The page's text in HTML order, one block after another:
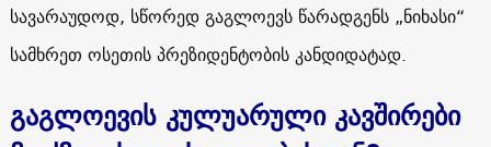
სავარაუდოდ, სწორედ გაგლოევს წარადგენს „ნიხასი“
სამხრეთ ოსეთის პრეზიდენტობის კანდიდატად.
გაგლოევის კულუარული კავშირები